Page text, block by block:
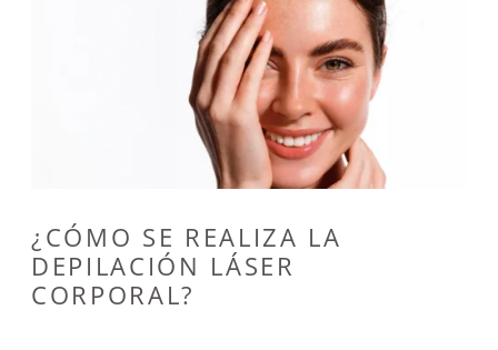
¿CÓMO SE REALIZA LA
DEPILACIÓN LÁSER
CORPORAL?